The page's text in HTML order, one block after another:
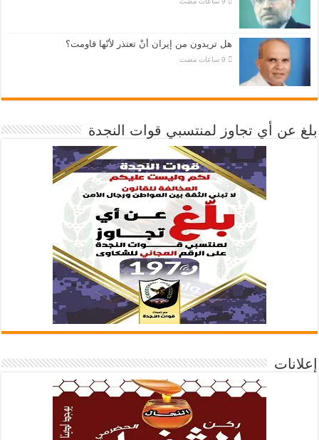
هل تريدون من إيران أنْ تعتذر لأنّها قاومت؟
بلغ عن أي تجاوز لمنتسبي قوات النجدة
إعلانات